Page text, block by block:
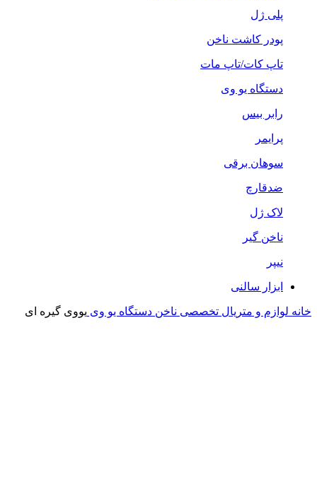
پلی ژل
پودر کاشت ناخن
تاپ کات/تاپ مات
دستگاه یو وی
رابر بیس
پرایمر
سوهان برقی
ضدقارچ
لاک ژل
ناخن گیر
نیپر
ابزار سالنی
خانه لوازم و متریال تخصصی ناخن دستگاه یو وی یووی گیره ای